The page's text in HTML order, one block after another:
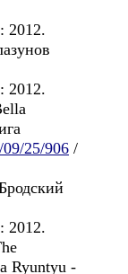
2012.
2012.
25/906 /
2012.
Ryuntyu -